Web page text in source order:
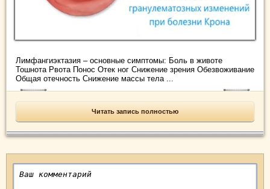
Лимфангиэктазия – основные симптомы: Боль в животе
Тошнота Рвота Понос Отек ног Снижение зрения Обезвоживание
Общая отечность Снижение массы тела ...
Читать запись полностью